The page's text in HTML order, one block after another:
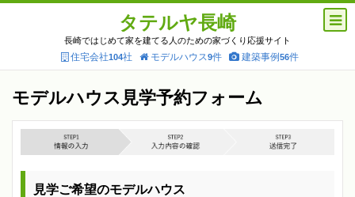
タテルヤ長崎
長崎ではじめて家を建てる人のための家づくり応援サイト
住宅会社104社 モデルハウス9件 建築事例56件
モデルハウス見学予約フォーム
見学ご希望のモデルハウス